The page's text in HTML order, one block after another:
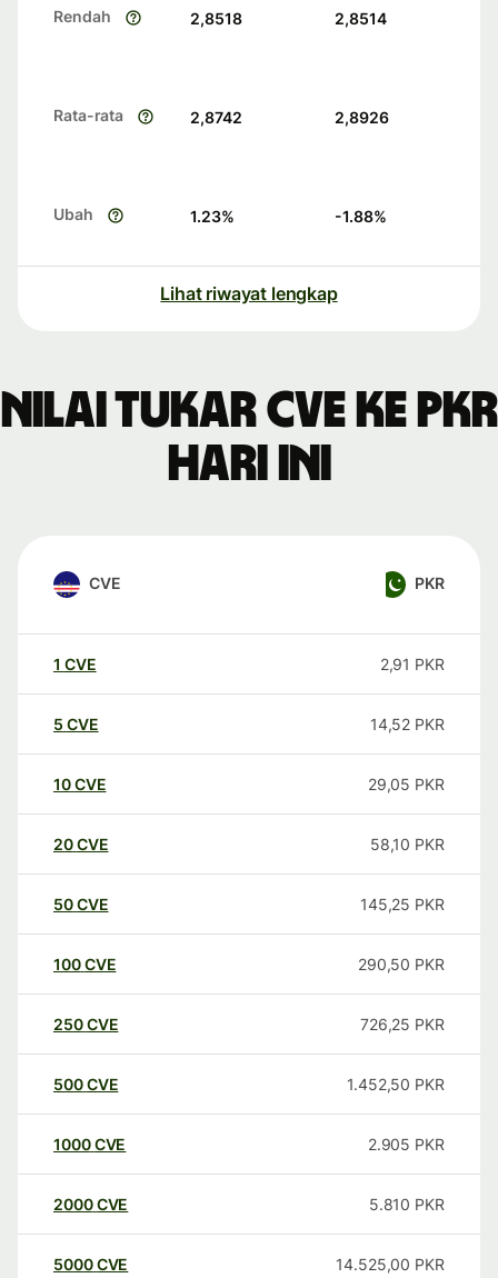
Rendah 2,8518 2,8514
Rata-rata 2,8742 2,8926
Ubah 1.23% -1.88%
Lihat riwayat lengkap
Nilai tukar CVE ke PKR
hari ini
CVE PKR
1 CVE 2,91 PKR
5 CVE 14,52 PKR
10CVE 29,05 PKR
20CVE 58,10 PKR
50CVE 145,25 PKR
100CVE 290,50 PKR
250CVE 726,25 PKR
500CVE 1.452,50 PKR
1000CVE 2.905 PKR
2000CVE 5.810 PKR
5000CVE 14.525,00 PKR